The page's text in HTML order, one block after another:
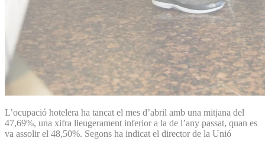
L’ocupació hotelera ha tancat el mes d’abril amb una mitjana del
47,69%, una xifra lleugerament inferior a la de l’any passat, quan es
va assolir el 48,50%. Segons ha indicat el director de la Unió